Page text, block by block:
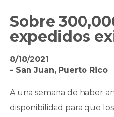
Sobre
expedidos
8/18/2021
- San Juan, Puerto Rico
A una semana de haber
disponibilidad para que